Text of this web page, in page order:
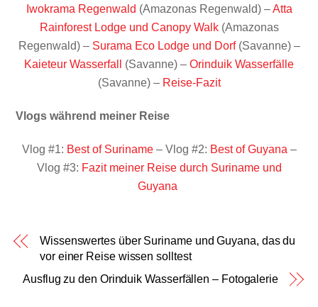
Iwokrama Regenwald (Amazonas Regenwald) –Atta
Rainforest Lodge und Canopy Walk(Amazonas
Regenwald) – Surama Eco Lodge und Dorf(Savanne) –
Kaieteur Wasserfall
(Savanne) – Orinduik Wasserfälle
(Savanne) – Reise-Fazit
Vlogs während meiner Reise
Vlog #1: Best of Suriname– Vlog #2: Best of Guyana –
Vlog #3: Fazit meiner Reise durch Suriname und
Guyana
Wissenswertes über Suriname und Guyana, das du
vor einer Reise wissen solltest
Ausflug zu den Orinduik Wasserfällen – Fotogalerie